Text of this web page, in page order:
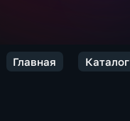
Главная Каталог